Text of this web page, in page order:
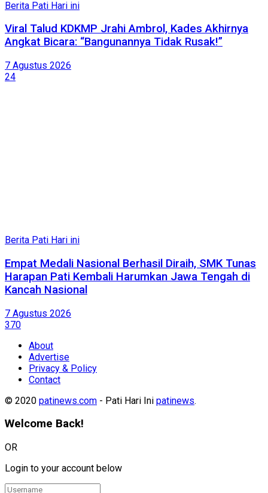
Berita Pati Hari ini
Viral Talud KDKMP Jrahi Ambrol, Kades Akhirnya
Angkat Bicara: “Bangunannya Tidak Rusak!”
7 Agustus 2026
24
Berita Pati Hari ini
Empat Medali Nasional Berhasil Diraih, SMK Tunas
Harapan Pati Kembali Harumkan Jawa Tengah di
Kancah Nasional
7 Agustus 2026
370
About
Advertise
Privacy & Policy
Contact
© 2020 patinews.com - Pati Hari Ini patinews.
Welcome Back!
OR
Login to your account below